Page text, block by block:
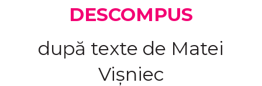
DESCOMPUS
după texte de Matei
Vișniec